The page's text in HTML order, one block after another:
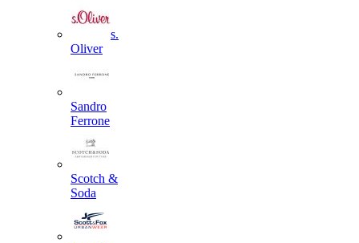
s.
Oliver
Sandro
Ferrone
Scotch &
Soda